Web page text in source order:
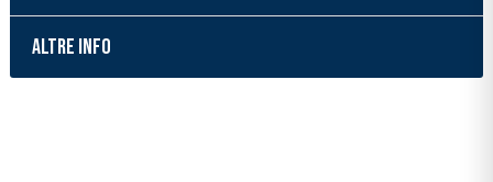
ALTRE INFO